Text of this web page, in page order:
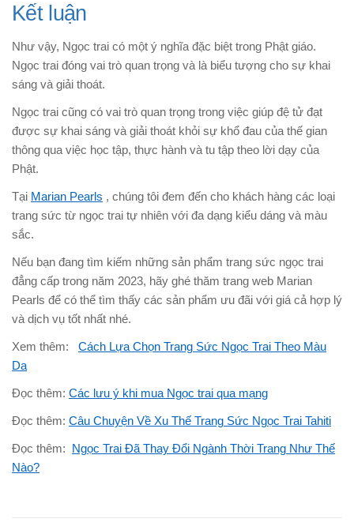
Kết luận
Như vậy, Ngọc trai có một ý nghĩa đặc biệt trong Phật giáo.
Ngọc trai đóng vai trò quan trọng và là biểu tượng cho sự khai
sáng và giải thoát.
Ngọc trai cũng có vai trò quan trọng trong việc giúp đệ tử đạt
được sự khai sáng và giải thoát khỏi sự khổ đau của thế gian
thông qua việc học tập, thực hành và tu tập theo lời dạy của
Phật.
Tại Marian Pearls , chúng tôi đem đến cho khách hàng các loại
trang sức từ ngọc trai tự nhiên với đa dạng kiểu dáng và màu
sắc.
Nếu bạn đang tìm kiếm những sản phẩm trang sức ngọc trai
đẳng cấp trong năm 2023, hãy ghé thăm trang web Marian
Pearls để có thể tìm thấy các sản phẩm ưu đãi với giá cả hợp lý
và dịch vụ tốt nhất nhé.
Xem thêm: Cách Lựa Chọn Trang Sức Ngọc Trai Theo Màu
Da
Đọc thêm: Các lưu ý khi mua Ngọc trai qua mạng
Đọc thêm: Câu Chuyện Về Xu Thế Trang Sức Ngọc Trai Tahiti
Đọc thêm:
Ngọc Trai Đã Thay Đổi Ngành Thời Trang Như Thế
Nào?